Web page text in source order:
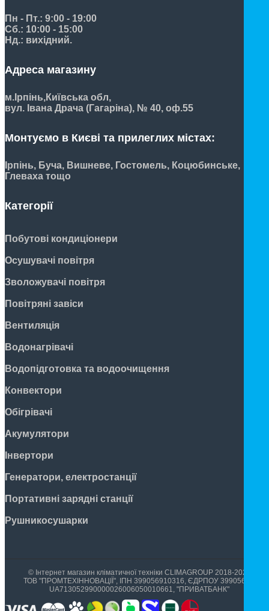
Пн - Пт.: 9:00 - 19:00
Сб.: 10:00 - 15:00
Нд.: вихідний.
Адреса магазину
м.Ірпінь,Київська обл,
вул. Івана Драча (Гагаріна), № 40, оф.55
Монтуємо в Києві та прилеглих містах:
Ірпінь, Буча, Вишневе, Гостомель, Коцюбинське,
Глеваха тощо
Категорії
Побутові кондиціонери
Осушувачі повітря
Зволожувачі повітря
Повітряні завіси
Вентиляція
Водонагрівачі
Водопідготовка та водоочищення
Конвектори
Обігрівачі
Акумулятори
Інвертори
Генератори, електростанції
Портативні зарядні станції
Рушникосушарки
© Інтернет магазин кліматичної техніки CLIMAGROUP 2018-2026
ТОВ "ПРОМТЕХІННОВАЦІЇ", ІПН 399056910316, ЄДРПОУ 39905699,
UA713052990000026006050010661, "ПРИВАТБАНК"